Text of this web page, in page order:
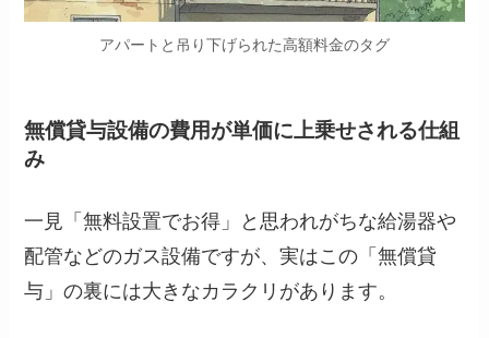
アパートと吊り下げられた高額料金のタグ
無償貸与設備の費用が単価に上乗せされる仕組
み
一見「無料設置でお得」と思われがちな給湯器や
配管などのガス設備ですが、実はこの「無償貸
与」の裏には大きなカラクリがあります。